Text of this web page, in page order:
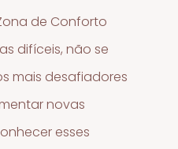
de Conforto
difíceis, não se
mais desafiadores
novas
esses